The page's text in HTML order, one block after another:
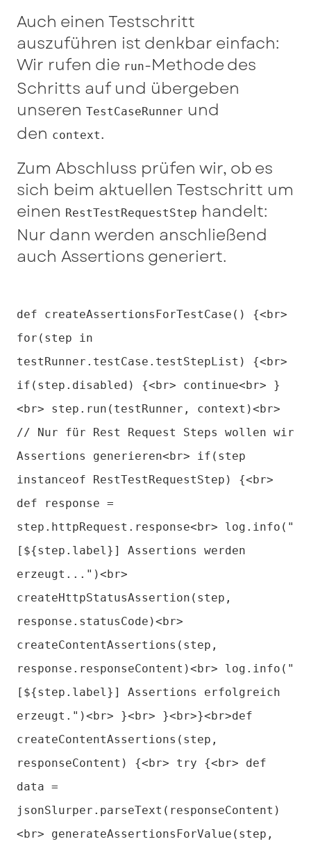
Auch einen Testschritt
auszuführen ist denkbar einfach:
Wir rufen die run-Methode des
Schritts auf und übergeben
unseren TestCaseRunner und
den context.
Zum Abschluss prüfen wir, ob es
sich beim aktuellen Testschritt um
einen RestTestRequestStep handelt:
Nur dann werden anschließend
auch Assertions generiert.
def createAssertionsForTestCase() {<br>
for(step in
testRunner.testCase.testStepList) {<br>
if(step.disabled) {<br> continue<br> }
<br> step.run(testRunner, context)<br>
// Nur für Rest Request Steps wollen wir
Assertions generieren<br> if(step
instanceof RestTestRequestStep) {<br>
def response =
step.httpRequest.response<br> log.info("
[${step.label}] Assertions werden
erzeugt...")<br>
createHttpStatusAssertion(step,
response.statusCode)<br>
createContentAssertions(step,
response.responseContent)<br> log.info("
[${step.label}] Assertions erfolgreich
erzeugt.")<br> }<br> }<br>}<br>def
createContentAssertions(step,
responseContent) {<br> try {<br> def
data =
jsonSlurper.parseText(responseContent)
<br> generateAssertionsForValue(step,